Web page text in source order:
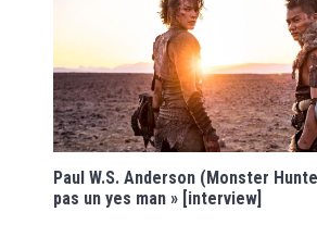
Paul W.S. Anderson (Monster
pas un yes man » [interview]